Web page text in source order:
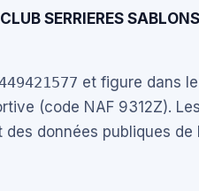
SERRIERES SABLONS
et figure dans
(code NAF 9312Z).
données publiques de